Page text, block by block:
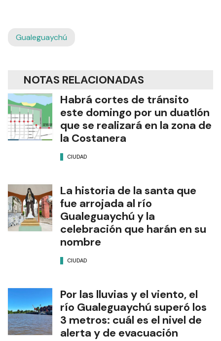
Gualeguaychú
NOTAS RELACIONADAS
Habrá cortes de tránsito
este domingo por un duatlón
que se realizará en la zona de
la Costanera
CIUDAD
La historia de la santa que
fue arrojada al río
Gualeguaychú y la
celebración que harán en su
nombre
CIUDAD
Por las lluvias y el viento, el
río Gualeguaychú superó los
3 metros: cuál es el nivel de
alerta y de evacuación